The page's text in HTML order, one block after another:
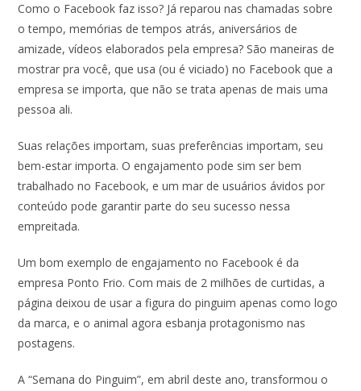
Como o Facebook faz isso? Já reparou nas chamadas sobre
o tempo, memórias de tempos atrás, aniversários de
amizade, vídeos elaborados pela empresa? São maneiras de
mostrar pra você, que usa (ou é viciado) no Facebook que a
empresa se importa, que não se trata apenas de mais uma
pessoa ali.
Suas relações importam, suas preferências importam, seu
bem-estar importa. O engajamento pode sim ser bem
trabalhado no Facebook, e um mar de usuários ávidos por
conteúdo pode garantir parte do seu sucesso nessa
empreitada.
Um bom exemplo de engajamento no Facebook é da
empresa Ponto Frio. Com mais de 2 milhões de curtidas, a
página deixou de usar a figura do pinguim apenas como logo
da marca, e o animal agora esbanja protagonismo nas
postagens.
A “Semana do Pinguim”, em abril deste ano, transformou o